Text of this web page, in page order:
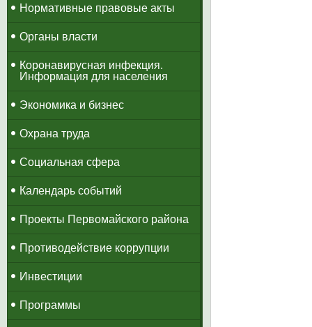
Нормативные правовые акты
Органы власти
Коронавирусная инфекция.
Информация для населения
Экономика и бизнес
Охрана труда
Социальная сфера
Календарь событий
Проекты Первомайского района
Противодействие коррупции
Инвестиции
Программы